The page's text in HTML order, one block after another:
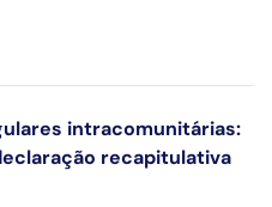
intracomunitárias:
recapitulativa